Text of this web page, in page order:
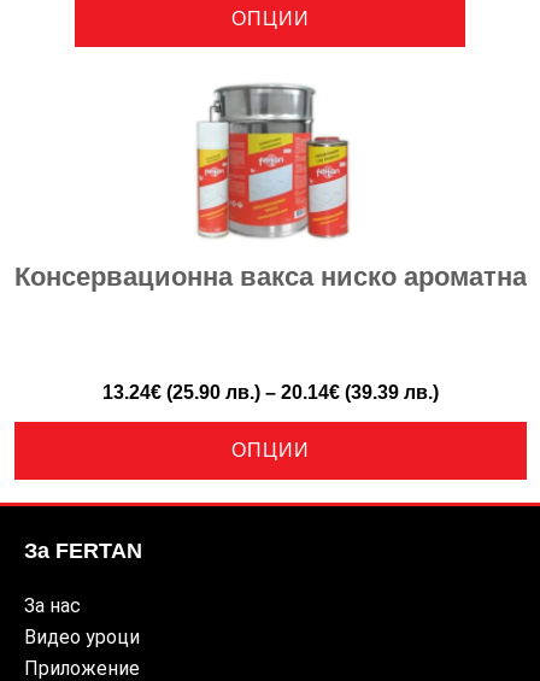
ОПЦИИ
Консервационна вакса ниско ароматна
13.24€ (25.90 лв.) – 20.14€ (39.39 лв.)
ОПЦИИ
За FERTAN
За нас
Видео уроци
Приложение